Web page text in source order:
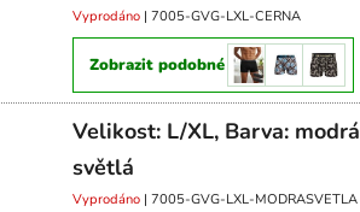
Vyprodáno | 7005-GVG-LXL-CERNA
Zobrazit podobné
Velikost: L/XL, Barva: modrá
světlá
Vyprodáno | 7005-GVG-LXL-MODRASVETLA